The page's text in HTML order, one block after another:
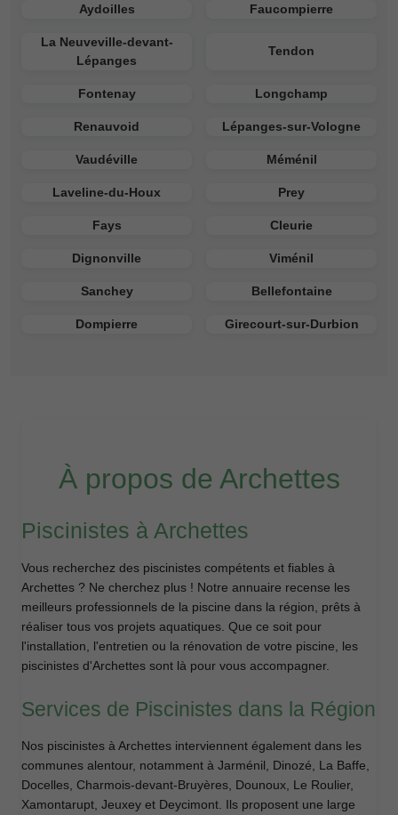
Aydoilles Faucompierre
La Neuveville-devant-
Lépanges
Tendon
Fontenay Longchamp
Renauvoid Lépanges-sur-Vologne
Vaudéville Méménil
Laveline-du-Houx Prey
Fays Cleurie
Dignonville Viménil
Sanchey Bellefontaine
Dompierre Girecourt-sur-Durbion
À propos de Archettes
Piscinistes à Archettes
Vous recherchez des piscinistes compétents et fiables à
Archettes ? Ne cherchez plus ! Notre annuaire recense les
meilleurs professionnels de la piscine dans la région, prêts à
réaliser tous vos projets aquatiques. Que ce soit pour
l'installation, l'entretien ou la rénovation de votre piscine, les
piscinistes d'Archettes sont là pour vous accompagner.
Services de Piscinistes dans la Région
Nos piscinistes à Archettes interviennent également dans les
communes alentour, notamment à Jarménil, Dinozé, La Baffe,
Docelles, Charmois-devant-Bruyères, Dounoux, Le Roulier,
Xamontarupt, Jeuxey et Deycimont. Ils proposent une large